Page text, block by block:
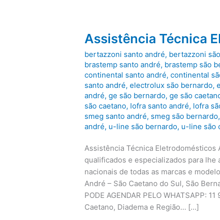
Assistência Técnica
bertazzoni santo andré, bertazzoni
brastemp santo andré, brastemp são
continental santo andré,continental
santo andré,electrolux são bernardo,
andré,ge são bernardo,ge são
são caetano, lofra santo andré, lofra
smeg santo andré, smeg são bernardo,
andré, u-line são bernardo, u-line são
Assistência Técnica
qualificados e especializados para
nacionais de todas as marcas e
André – São Caetano do Sul, São
PODE AGENDAR PELO WHATSAPP:
Caetano, Diadema e Região… […]